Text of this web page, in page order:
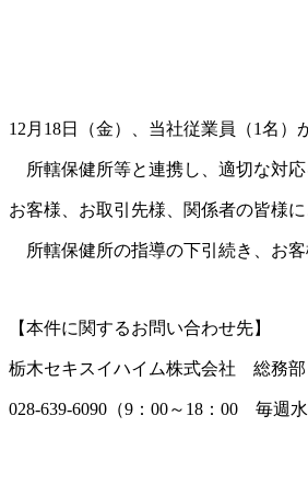
12月18日（金）、当社従業員（1名）
所轄保健所等と連携し、適切な対応
お客様、お取引先様、関係者の皆様
所轄保健所の指導の下引続き、お客
【本件に関するお問い合わせ先】
栃木セキスイハイム株式会社 総務部
028-639-6090（9：00～18：00 毎週